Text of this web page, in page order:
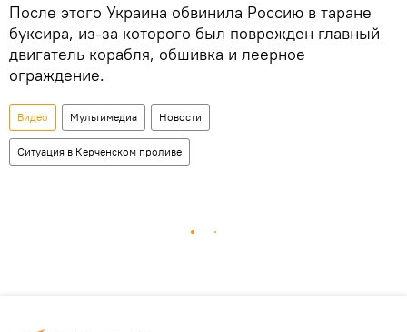
После этого Украина обвинила Россию в таране
буксира, из-за которого был поврежден главный
двигатель корабля, обшивка и леерное
ограждение.
Видео Мультимедиа Новости
Ситуация в Керченском проливе